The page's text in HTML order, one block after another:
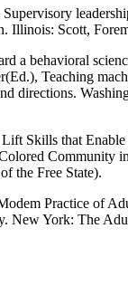
Illinois: Scott,
a behavioral
Teaching
directions.
Skills that
Community
the Free State).
Practice of
New York: The